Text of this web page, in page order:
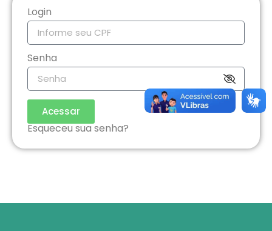
Login
Senha
Acessar
Esqueceu sua senha?